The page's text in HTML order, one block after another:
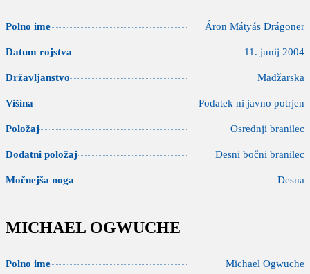
Polno ime Áron Mátyás Drágoner
Datum rojstva 11. junij 2004
Državljanstvo Madžarska
Višina Podatek ni javno potrjen
Položaj Osrednji branilec
Dodatni položaj Desni bočni branilec
Močnejša noga Desna
MICHAEL OGWUCHE
Polno ime Michael Ogwuche